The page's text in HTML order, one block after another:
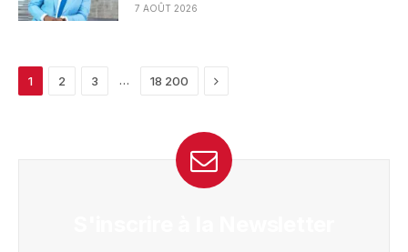
7 AOÛT 2026
1 2 3 … 18 200 Next